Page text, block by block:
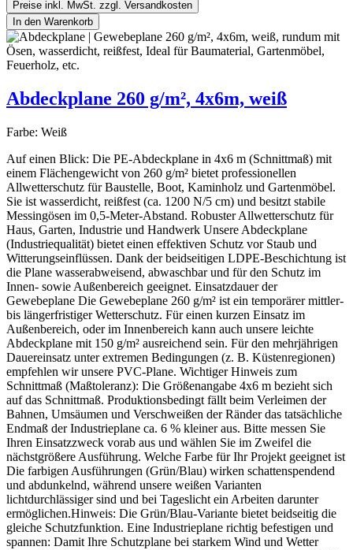
Preise inkl. MwSt. zzgl. Versandkosten
In den Warenkorb
Abdeckplane 260 g/m², 4x6m, weiß
Farbe: Weiß
Auf einen Blick: Die PE-Abdeckplane in 4x6 m (Schnittmaß) mit
einem Flächengewicht von 260 g/m² bietet professionellen
Allwetterschutz für Baustelle, Boot, Kaminholz und Gartenmöbel.
Sie ist wasserdicht, reißfest (ca. 1200 N/5 cm) und besitzt stabile
Messingösen im 0,5-Meter-Abstand. Robuster Allwetterschutz für
Haus, Garten, Industrie und Handwerk Unsere Abdeckplane
(Industriequalität) bietet einen effektiven Schutz vor Staub und
Witterungseinflüssen. Dank der beidseitigen LDPE-Beschichtung ist
die Plane wasserabweisend, abwaschbar und für den Schutz im
Innen- sowie Außenbereich geeignet. Einsatzdauer der
Gewebeplane Die Gewebeplane 260 g/m² ist ein temporärer mittler-
bis längerfristiger Wetterschutz. Für einen kurzen Einsatz im
Außenbereich, oder im Innenbereich kann auch unsere leichte
Abdeckplane mit 150 g/m² ausreichend sein. Für den mehrjährigen
Dauereinsatz unter extremen Bedingungen (z. B. Küstenregionen)
empfehlen wir unsere PVC-Plane. Wichtiger Hinweis zum
Schnittmaß (Maßtoleranz): Die Größenangabe 4x6 m bezieht sich
auf das Schnittmaß. Produktionsbedingt fällt beim Verleimen der
Bahnen, Umsäumen und Verschweißen der Ränder das tatsächliche
Endmaß der Industrieplane ca. 6 % kleiner aus. Bitte messen Sie
Ihren Einsatzzweck vorab aus und wählen Sie im Zweifel die
nächstgrößere Ausführung. Welche Farbe für Ihr Projekt geeignet ist
Die farbigen Ausführungen (Grün/Blau) wirken schattenspendend
und abdunkelnd, während unsere weißen Varianten
lichtdurchlässiger sind und bei Tageslicht ein Arbeiten darunter
ermöglichen.Hinweis: Die Grün/Blau-Variante bietet beidseitig die
gleiche Schutzfunktion. Eine Industrieplane richtig befestigen und
spannen: Damit Ihre Schutzplane bei starkem Wind und Wetter